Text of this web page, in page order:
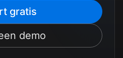
gratis
demo